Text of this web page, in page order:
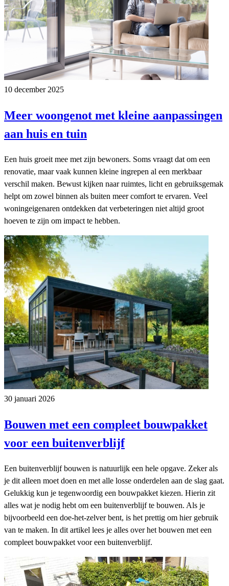
10 december 2025
Meer woongenot met kleine aanpassingen
aan huis en tuin
Een huis groeit mee met zijn bewoners. Soms vraagt dat om een
renovatie, maar vaak kunnen kleine ingrepen al een merkbaar
verschil maken. Bewust kijken naar ruimtes, licht en gebruiksgemak
helpt om zowel binnen als buiten meer comfort te ervaren. Veel
woningeigenaren ontdekken dat verbeteringen niet altijd groot
hoeven te zijn om impact te hebben.
30 januari 2026
Bouwen met een compleet bouwpakket
voor een buitenverblijf
Een buitenverblijf bouwen is natuurlijk een hele opgave. Zeker als
je dit alleen moet doen en met alle losse onderdelen aan de slag gaat.
Gelukkig kun je tegenwoordig een bouwpakket kiezen. Hierin zit
alles wat je nodig hebt om een buitenverblijf te bouwen. Als je
bijvoorbeeld een doe-het-zelver bent, is het prettig om hier gebruik
van te maken. In dit artikel lees je alles over het bouwen met een
compleet bouwpakket voor een buitenverblijf.